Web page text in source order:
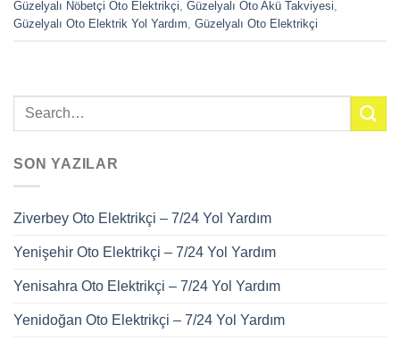
Güzelyalı Nöbetçi Oto Elektrikçi, Güzelyalı Oto Akü Takviyesi,
Güzelyalı Oto Elektrik Yol Yardım, Güzelyalı Oto Elektrikçi
SON YAZILAR
Ziverbey Oto Elektrikçi – 7/24 Yol Yardım
Yenişehir Oto Elektrikçi – 7/24 Yol Yardım
Yenisahra Oto Elektrikçi – 7/24 Yol Yardım
Yenidoğan Oto Elektrikçi – 7/24 Yol Yardım